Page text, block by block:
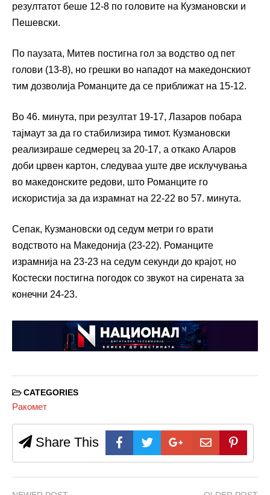
резултатот беше 12-8 по головите на Кузмановски и
Пешевски.
По паузата, Митев постигна гол за водство од пет
голови (13-8), но грешки во нападот на македонскиот
тим дозволија Романците да се приближат на 15-12.
Во 46. минута, при резултат 19-17, Лазаров побара
тајмаут за да го стабилизира тимот. Кузмановски
реализираше седмерец за 20-17, а откако Аларов
доби црвен картон, следуваа уште две исклучувања
во македонските редови, што Романците го
искористија за да израмнат на 22-22 во 57. минута.
Сепак, Кузмановски од седум метри го врати
водството на Македонија (23-22). Романците
израмнија на 23-23 на седум секунди до крајот, но
Костески постигна погодок со звукот на сирената за
конечни 24-23.
CATEGORIES
Ракомет
Share This